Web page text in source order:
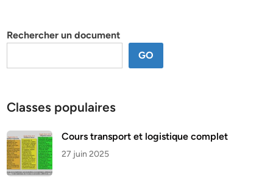
Rechercher un document
GO
Classes populaires
Cours transport et logistique complet
27 juin 2025